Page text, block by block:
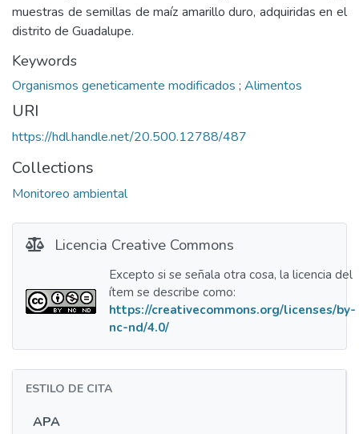
muestras de semillas de maíz amarillo duro, adquiridas en el
distrito de Guadalupe.
Keywords
Organismos geneticamente modificados ; Alimentos
URI
https://hdl.handle.net/20.500.12788/487
Collections
Monitoreo ambiental
Licencia Creative Commons
Excepto si se señala otra cosa, la licencia del
ítem se describe como:
https://creativecommons.org/licenses/by-
nc-nd/4.0/
ESTILO DE CITA
APA